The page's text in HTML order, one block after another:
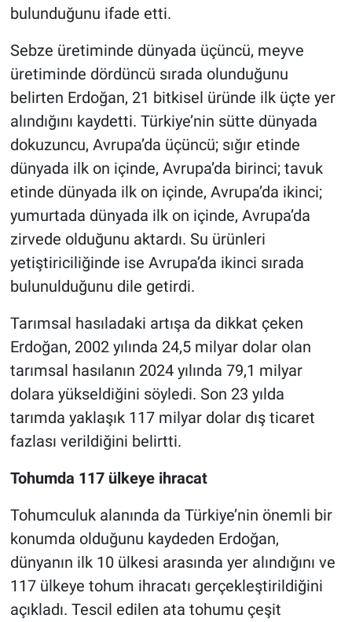
bulunduğunu ifade etti.
Sebze üretiminde dünyada üçüncü, meyve
üretiminde dördüncü sırada olunduğunu
belirten Erdoğan, 21 bitkisel üründe ilk üçte yer
alındığını kaydetti. Türkiye’nin sütte dünyada
dokuzuncu, Avrupa’da üçüncü; sığır etinde
dünyada ilk on içinde, Avrupa’da birinci; tavuk
etinde dünyada ilk on içinde, Avrupa’da ikinci;
yumurtada dünyada ilk on içinde, Avrupa’da
zirvede olduğunu aktardı. Su ürünleri
yetiştiriciliğinde ise Avrupa’da ikinci sırada
bulunulduğunu dile getirdi.
Tarımsal hasıladaki artışa da dikkat çeken
Erdoğan, 2002 yılında 24,5 milyar dolar olan
tarımsal hasılanın 2024 yılında 79,1 milyar
dolara yükseldiğini söyledi. Son 23 yılda
tarımda yaklaşık 117 milyar dolar dış ticaret
fazlası verildiğini belirtti.
Tohumda 117 ülkeye ihracat
Tohumculuk alanında da Türkiye’nin önemli bir
konumda olduğunu kaydeden Erdoğan,
dünyanın ilk 10 ülkesi arasında yer alındığını ve
117 ülkeye tohum ihracatı gerçekleştirildiğini
açıkladı. Tescil edilen ata tohumu çeşit